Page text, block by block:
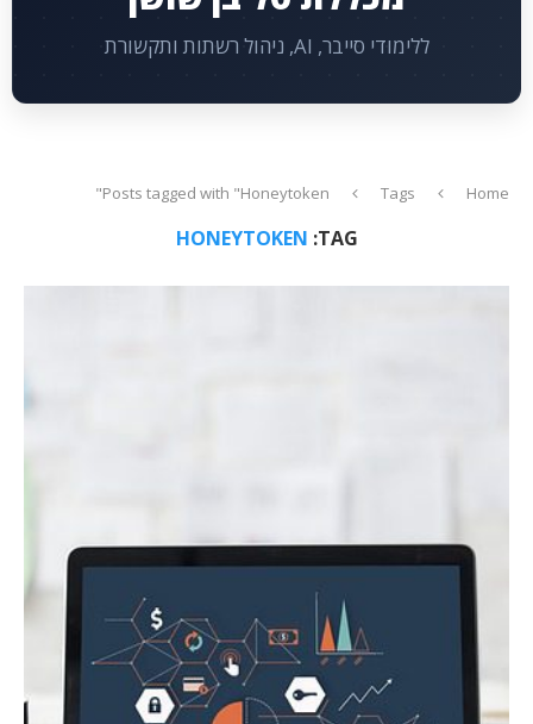
ללימודי סייבר, AI, ניהול רשתות ותקשורת
Home
Tags
Posts tagged with "Honeytoken"
TAG:
HONEYTOKEN